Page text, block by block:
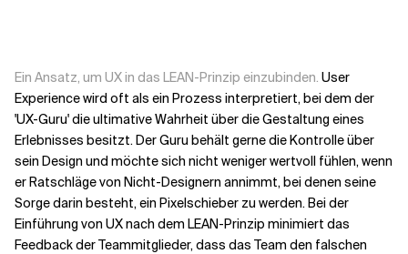
Ein Ansatz, um UX in das LEAN-Prinzip einzubinden. User
Experience wird oft als ein Prozess interpretiert, bei dem der
'UX-Guru' die ultimative Wahrheit über die Gestaltung eines
Erlebnisses besitzt. Der Guru behält gerne die Kontrolle über
sein Design und möchte sich nicht weniger wertvoll fühlen, wenn
er Ratschläge von Nicht-Designern annimmt, bei denen seine
Sorge darin besteht, ein Pixelschieber zu werden.Bei der
Einführung von UX nach dem LEAN-Prinzip minimiert das
Feedback der Teammitglieder, dass das Team den falschen